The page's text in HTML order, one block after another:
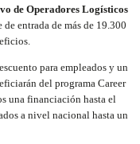
de Operadores Logísticos
de entrada de más de 19.300
para empleados y un
del programa Career
una financiación hasta el
a nivel nacional hasta un